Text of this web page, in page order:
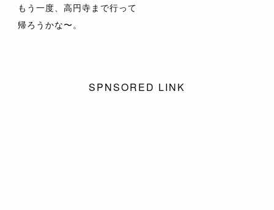
もう一度、高円寺まで行って
帰ろうかな〜。
SPNSORED LINK